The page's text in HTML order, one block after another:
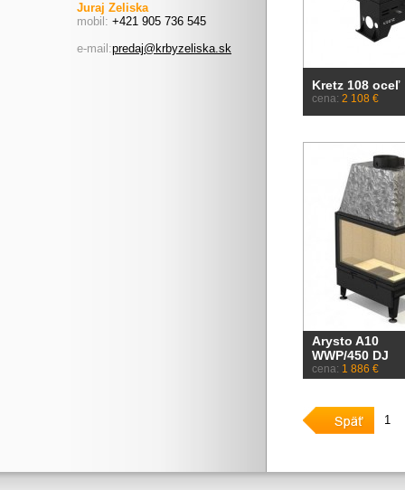
Juraj Zeliska
mobil: +421 905 736 545
e-mail:predaj@krbyzeliska.sk
Kretz 108 oceľ
cena: 2 108 €
Arysto A10
WWP/450 DJ
cena: 1 886 €
1